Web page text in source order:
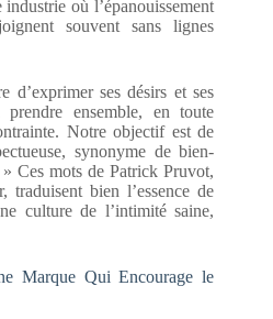
où l’épanouissement
souvent sans lignes
d’exprimer ses désirs et ses
ensemble, en toute
Notre objectif est de
synonyme de bien-
Ces mots de Patrick Pruvot,
traduisent bien l’essence de
culture de l’intimité saine,
Marque Qui Encourage le